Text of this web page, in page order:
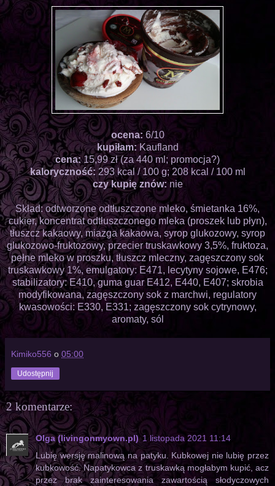
ocena:6/10
kupiłam:Kaufland
cena:15,99 zł (za 440 ml; promocja?)
kaloryczność: 293 kcal / 100 g; 208 kcal / 100 ml
czy kupię znów:nie
Skład: odtworzone odtłuszczone mleko, śmietanka 16%,
cukier, koncentrat odtłuszczonego mleka (proszek lub płyn),
tłuszcz kakaowy, miazga kakaowa, syrop glukozowy, syrop
glukozowo-fruktozowy, przecier truskawkowy 3,5%, fruktoza,
pełne mleko w proszku, tłuszcz mleczny, zagęszczony sok
truskawkowy 1%, emulgatory: E471, lecytyny sojowe, E476;
stabilizatory: E410, guma guar E412, E440, E407; skrobia
modyfikowana, zagęszczony sok z marchwi, regulatory
kwasowości: E330, E331; zagęszczony sok cytrynowy,
aromaty, sól
Kimiko556 o 05:00
Udostępnij
2 komentarze:
Olga (livingonmyown.pl) 1 listopada 2021 11:14
Lubię wersję malinową na patyku. Kubkowej nie lubię przez
kubkowość. Napatykowca z truskawką mogłabym kupić, acz
przez brak zainteresowania zawartością słodyczowych